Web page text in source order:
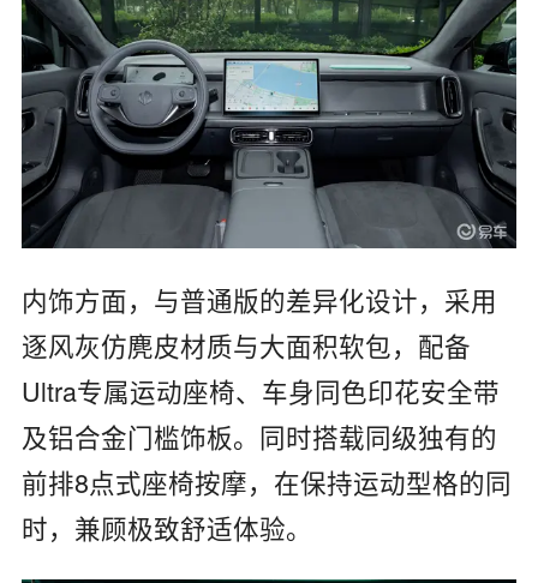
内饰方面，与普通版的差异化设计，采用
逐风灰仿麂皮材质与大面积软包，配备
Ultra专属运动座椅、车身同色印花安全带
及铝合金门槛饰板。同时搭载同级独有的
前排8点式座椅按摩，在保持运动型格的同
时，兼顾极致舒适体验。